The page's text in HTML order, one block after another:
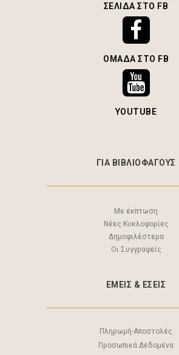
ΣΕΛΊΔΑ ΣΤΟ FB
ΟΜΆΔΑ ΣΤΟ FB
YOUTUBE
ΓΙΑ ΒΙΒΛΙΟΦΑΓΟΥΣ
Με έκπτωση
Νέες Κυκλοφορίες
Δημοφιλέστερα
Οι Συγγραφείς
ΕΜΕΙΣ & EΣΕΙΣ
Πληρωμή-Αποστολές
Προσωπικά Δεδομένα